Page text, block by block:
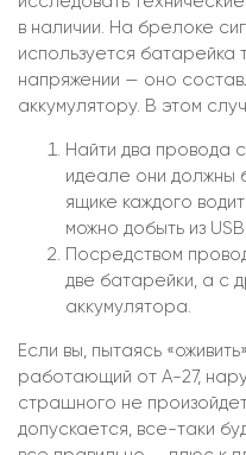
в наличии. На брелоке
используется батарейка
напряжении — оно
аккумулятору. В этом
Найти два провода
идеале они должны
ящике каждого
можно добыть из
Посредством
две батарейки, а с
аккумулятора.
Если вы, пытаясь
работающий от А-27,
страшного не
допускается, все-таки